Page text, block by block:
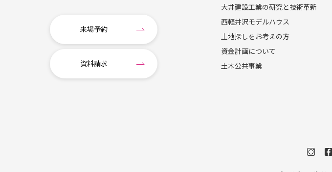
来場予約
資料請求
大井建設工業の研究と技術革新
西軽井沢モデルハウス
土地探しをお考えの方
資金計画について
土木公共事業